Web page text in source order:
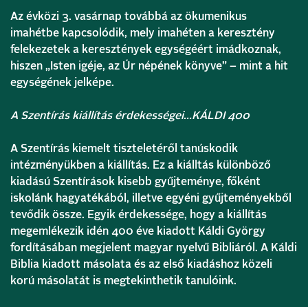
Az évközi 3. vasárnap továbbá az ökumenikus
imahétbe kapcsolódik, mely imahéten a keresztény
felekezetek a keresztények egységéért imádkoznak,
hiszen „Isten igéje, az Úr népének könyve” – mint a hit
egységének jelképe.
A Szentírás kiállítás érdekességei…KÁLDI 400
A Szentírás kiemelt tiszteletéről tanúskodik
intézményükben a kiállítás. Ez a kiálltás különböző
kiadású Szentírások kisebb gyűjteménye, főként
iskolánk hagyatékából, illetve egyéni gyűjteményekből
tevődik össze. Egyik érdekessége, hogy a kiállítás
megemlékezik idén 400 éve kiadott Káldi György
fordításában megjelent magyar nyelvű Bibliáról. A Káldi
Biblia kiadott másolata és az első kiadáshoz közeli
korú másolatát is megtekinthetik tanulóink.